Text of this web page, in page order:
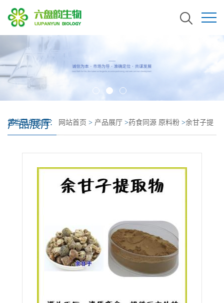
产品展厅
您当前的位置： 网站首页 > 产品展厅 >药食同源 原料粉 >余甘子提